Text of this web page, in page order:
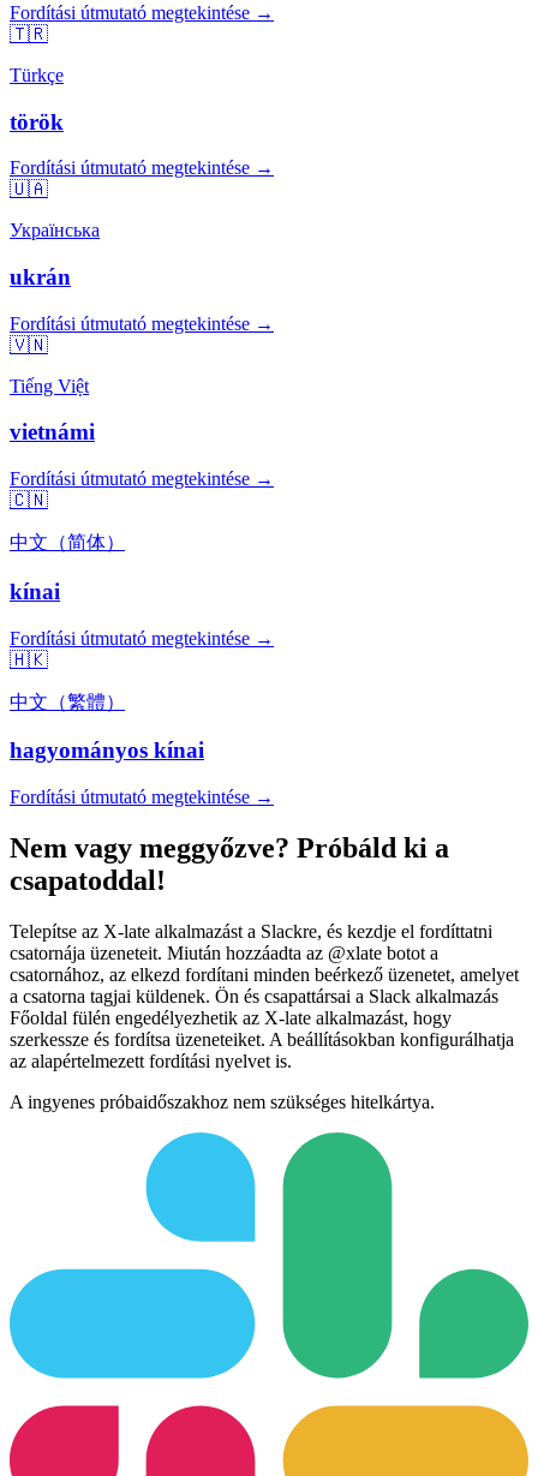
Fordítási útmutató megtekintése →
🇹🇷
Türkçe
török
Fordítási útmutató megtekintése →
🇺🇦
Українська
ukrán
Fordítási útmutató megtekintése →
🇻🇳
Tiếng Việt
vietnámi
Fordítási útmutató megtekintése →
🇨🇳
中文（简体）
kínai
Fordítási útmutató megtekintése →
🇭🇰
中文（繁體）
hagyományos kínai
Fordítási útmutató megtekintése →
Nem vagy meggyőzve? Próbáld ki a
csapatoddal!
Telepítse az X-late alkalmazást a Slackre, és kezdje el fordíttatni
csatornája üzeneteit. Miután hozzáadta az @xlate botot a
csatornához, az elkezd fordítani minden beérkező üzenetet, amelyet
a csatorna tagjai küldenek. Ön és csapattársai a Slack alkalmazás
Főoldal fülén engedélyezhetik az X-late alkalmazást, hogy
szerkessze és fordítsa üzeneteiket. A beállításokban konfigurálhatja
az alapértelmezett fordítási nyelvet is.
A ingyenes próbaidőszakhoz nem szükséges hitelkártya.